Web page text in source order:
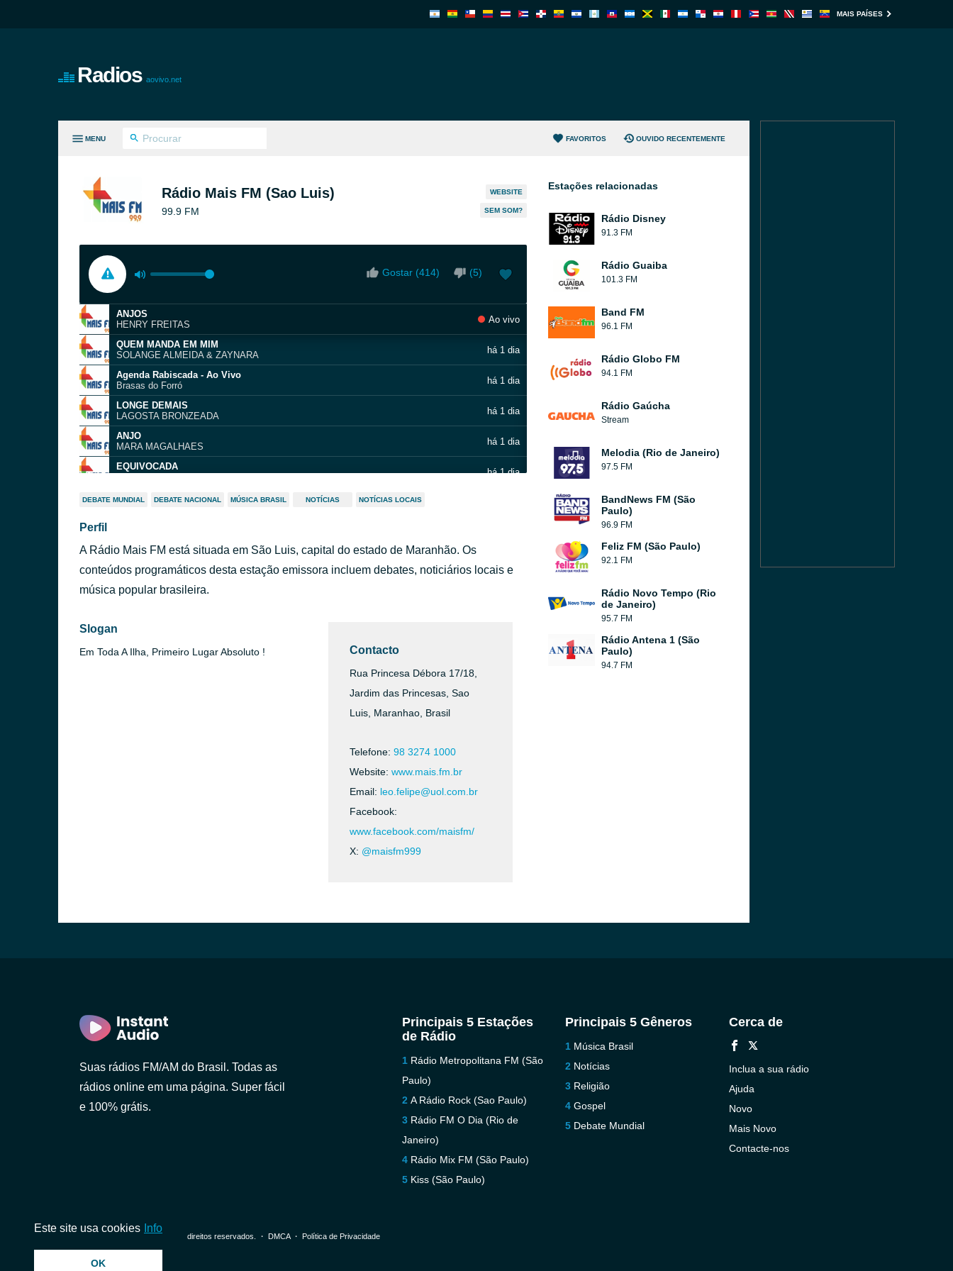
MAIS PAÍSES
Radios aovivo.net
MENU FAVORITOS OUVIDO RECENTEMENTE
Rádio Mais FM (Sao Luis)
99.9 FM
WEBSITE
SEM SOM?
Gostar (414) (5)
ANJOS
HENRY FREITAS
Ao vivo
QUEM MANDA EM MIM
SOLANGE ALMEIDA & ZAYNARA
há 1 dia
Agenda Rabiscada - Ao Vivo
Brasas do Forró
há 1 dia
LONGE DEMAIS
LAGOSTA BRONZEADA
há 1 dia
ANJO
MARA MAGALHAES
há 1 dia
EQUIVOCADA
há 1 dia
MEU AMOR
ZEZO & SIMONE MENDES
há 1 dia
Sosseguei
Jorge & Mateus
DEBATE MUNDIAL DEBATE NACIONAL MÚSICA BRASIL NOTÍCIAS NOTÍCIAS LOCAIS
Perfil
A Rádio Mais FM está situada em São Luis, capital do estado de Maranhão. Os
conteúdos programáticos desta estação emissora incluem debates, noticiários locais e
música popular brasileira.
Slogan
Em Toda A Ilha, Primeiro Lugar Absoluto ! Contacto
Rua Princesa Débora 17/18,
Jardim das Princesas, Sao
Luis, Maranhao, Brasil
Telefone: 98 3274 1000
Website: www.mais.fm.br
Email: leo.felipe@uol.com.br
Facebook:
www.facebook.com/maisfm/
X: @maisfm999
Estações relacionadas
Rádio Disney
91.3 FM
Rádio Guaiba
101.3 FM
Band FM
96.1 FM
Rádio Globo FM
94.1 FM
Rádio Gaúcha
Stream
Melodia (Rio de Janeiro)
97.5 FM
BandNews FM (São
Paulo)
96.9 FM
Feliz FM (São Paulo)
92.1 FM
Rádio Novo Tempo (Rio
de Janeiro)
95.7 FM
Rádio Antena 1 (São
Paulo)
94.7 FM
Suas rádios FM/AM do Brasil. Todas as
rádios online em uma página. Super fácil
e 100% grátis.
Principais 5 Estações
de Rádio
Rádio Metropolitana FM (São
Paulo)
A Rádio Rock (Sao Paulo)
Rádio FM O Dia (Rio de
Janeiro)
Rádio Mix FM (São Paulo)
Kiss (São Paulo)
Principais 5 Gêneros
Música Brasil
Notícias
Religião
Gospel
Debate Mundial
Cerca de
Inclua a sua rádio
Ajuda
Novo
Mais Novo
Contacte-nos
© 2026 InstantAudio. Todos os direitos reservados. ・ DMCA・ Política de Privacidade
Este site usa cookies Info
OK